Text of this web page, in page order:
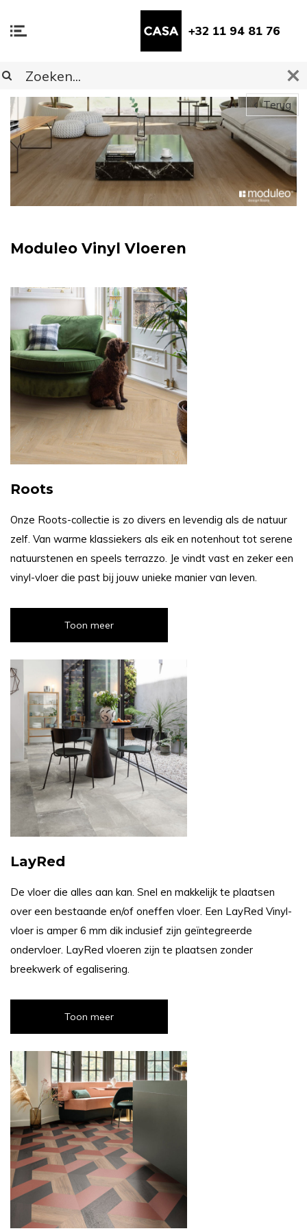
+32 11 94 81 76
Terug
Moduleo Vinyl Vloeren
Roots
Onze Roots-collectie is zo divers en levendig als de natuur
zelf. Van warme klassiekers als eik en notenhout tot serene
natuurstenen en speels terrazzo. Je vindt vast en zeker een
vinyl-vloer die past bij jouw unieke manier van leven.
Toon meer
LayRed
De vloer die alles aan kan. Snel en makkelijk te plaatsen
over een bestaande en/of oneffen vloer. Een LayRed Vinyl-
vloer is amper 6 mm dik inclusief zijn geïntegreerde
ondervloer. LayRed vloeren zijn te plaatsen zonder
breekwerk of egalisering.
Toon meer